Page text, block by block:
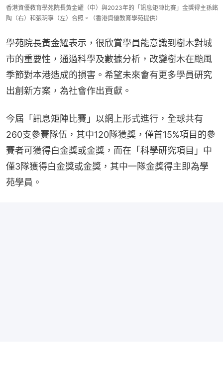
香港資優教育學苑院長黃金耀（中）與2023年的「訊息矩陣比賽」金獎得主孫銘
陶（右）和張玥寧（左）合照。（香港資優教育學苑提供）
學苑院長黃金耀表示，很欣賞學員能意識到樹木對城
市的重要性，通過科學及數據分析，改變樹木在颱風
季節對本港造成的損害。希望未來會有更多學員研究
出創新方案，為社會作出貢獻。
今屆「訊息矩陣比賽」以網上形式進行，全球共有
260支參賽隊伍，其中120隊獲獎，僅首15%項目的參
賽者可獲得白金獎或金獎，而在「科學研究項目」中
僅3隊獲得白金獎或金獎，其中一隊金獎得主即為學
苑學員。